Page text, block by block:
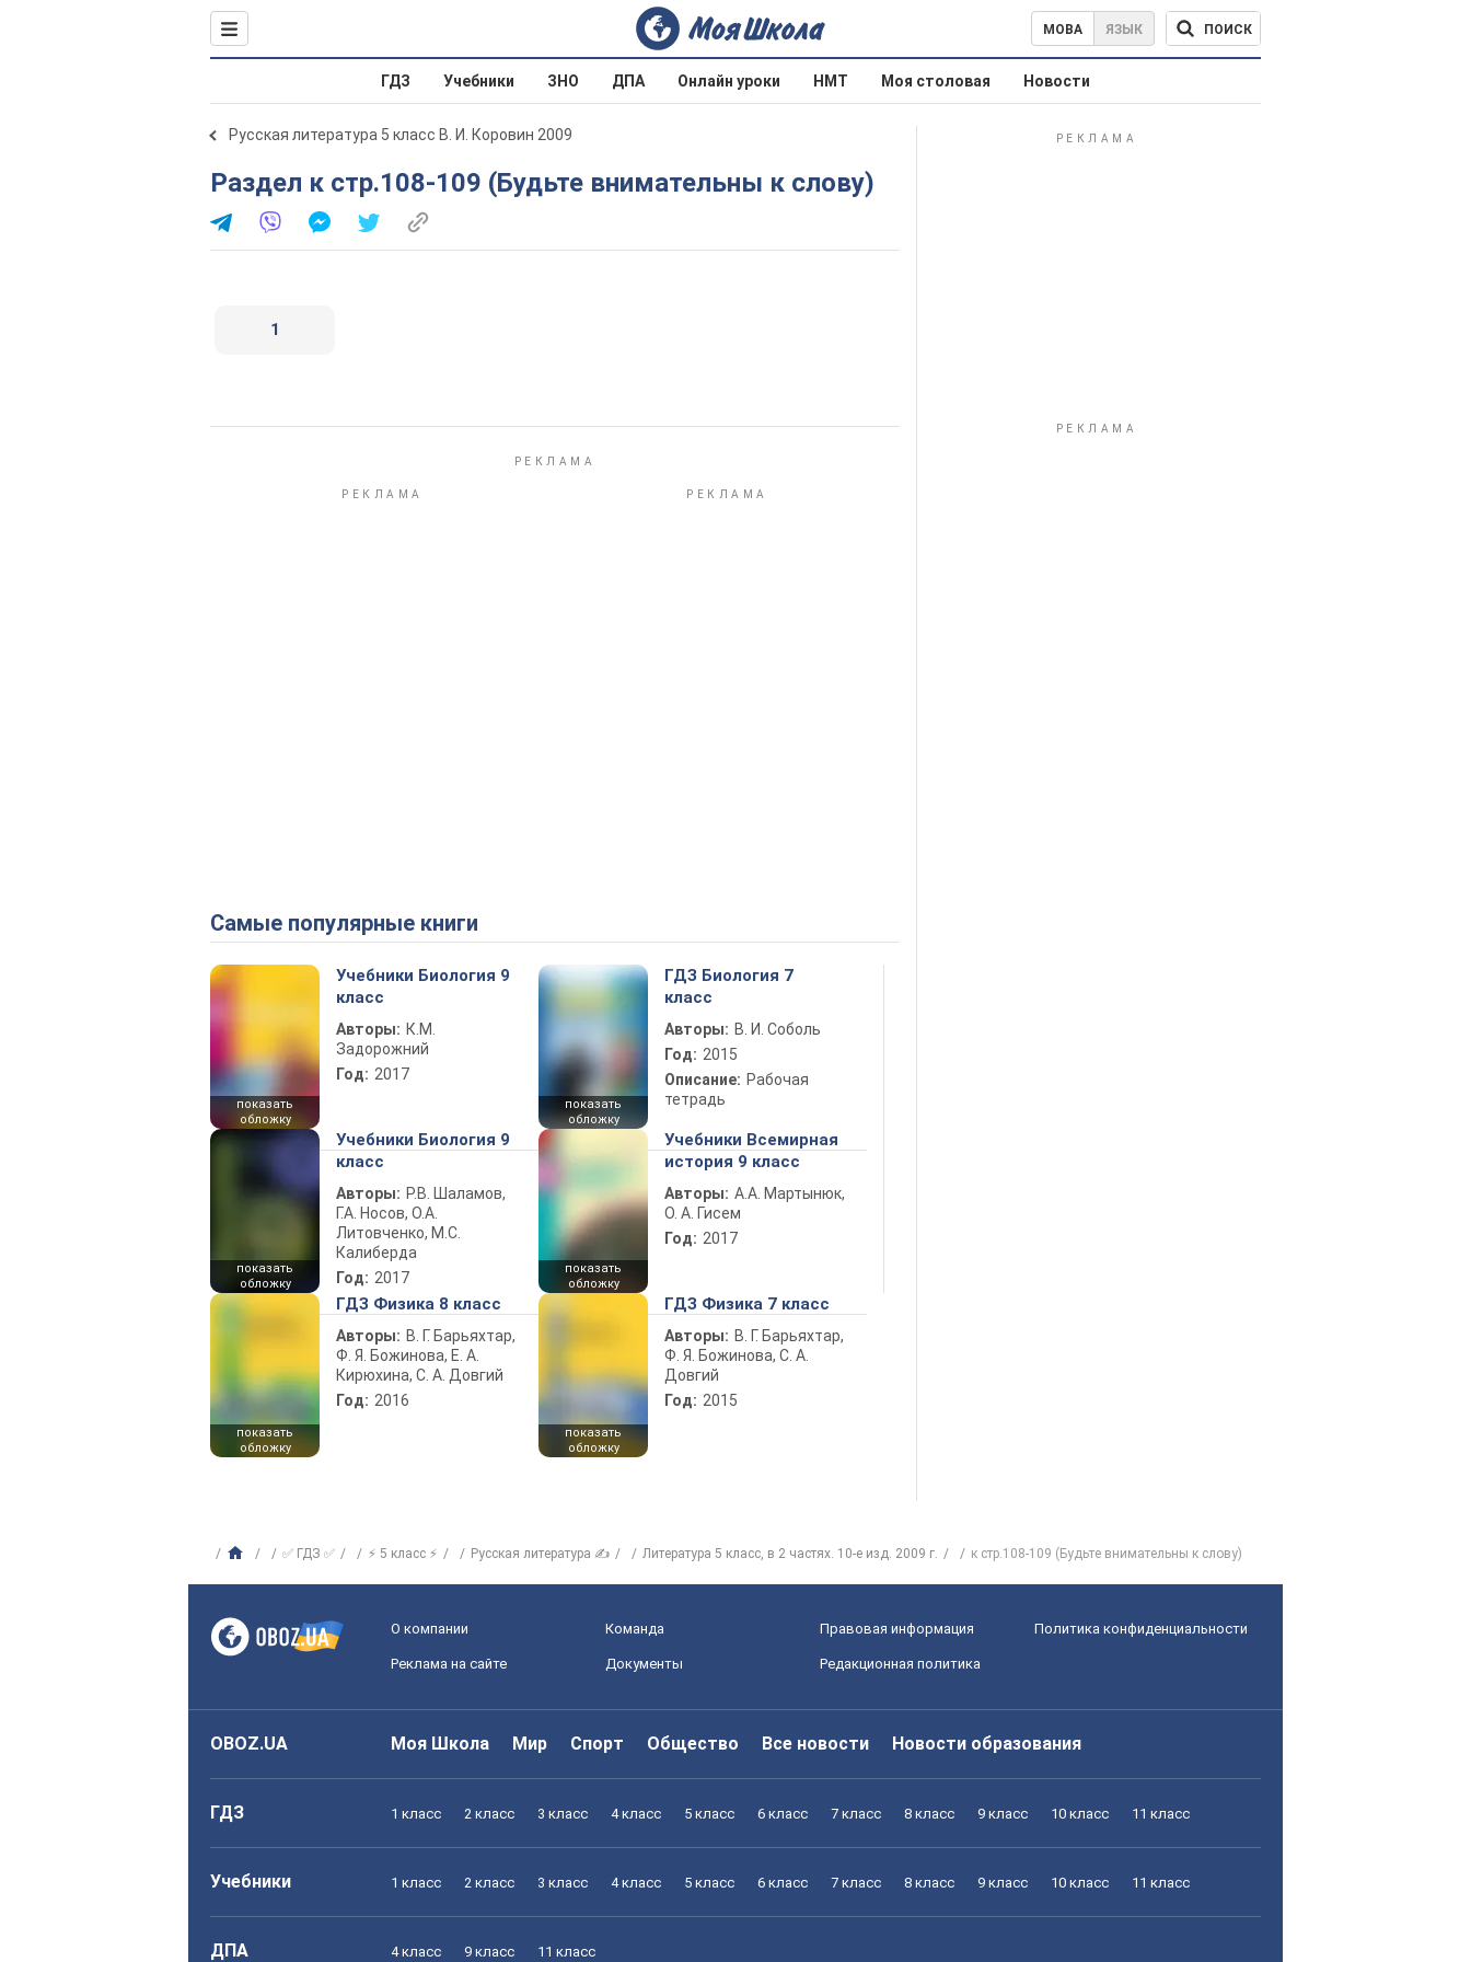
МОВА ЯЗЫК ПОИСК
ГДЗ Учебники ЗНО ДПА Онлайн уроки НМТ Моя столовая Новости
Русская литература 5 класс В. И. Коровин 2009
Раздел к стр.108-109 (Будьте внимательны к слову)
1
Самые популярные книги
показать
обложку
Учебники Биология 9
класс
Авторы: К.М.
Задорожний
Год: 2017
показать
обложку
ГДЗ Биология 7
класс
Авторы: В. И. Соболь
Год: 2015
Описание: Рабочая
тетрадь
показать
обложку
Учебники Биология 9
класс
Авторы: Р.В. Шаламов,
Г.А. Носов, О.А.
Литовченко, М.С.
Калиберда
Год: 2017
показать
обложку
Учебники Всемирная
история 9 класс
Авторы: А.А. Мартынюк,
О. А. Гисем
Год: 2017
показать
обложку
ГДЗ Физика 8 класс
Авторы: В. Г. Барьяхтар,
Ф. Я. Божинова, Е. А.
Кирюхина, С. А. Довгий
Год: 2016
показать
обложку
ГДЗ Физика 7 класс
Авторы: В. Г. Барьяхтар,
Ф. Я. Божинова, С. А.
Довгий
Год: 2015
✅ ГДЗ ✅ ⚡ 5 класс ⚡ Русская литература ✍ Литература 5 класс, в 2 частях. 10-е изд. 2009 г. к стр.108-109 (Будьте внимательны к слову)
О компании Команда Правовая информация Политика конфиденциальности
Реклама на сайте Документы Редакционная политика
OBOZ.UA Моя Школа Мир Спорт Общество Все новости Новости образования
ГДЗ 1 класс 2 класс 3 класс 4 класс 5 класс 6 класс 7 класс 8 класс 9 класс 10 класс 11 класс
Учебники 1 класс 2 класс 3 класс 4 класс 5 класс 6 класс 7 класс 8 класс 9 класс 10 класс 11 класс
ДПА 4 класс 9 класс 11 класс